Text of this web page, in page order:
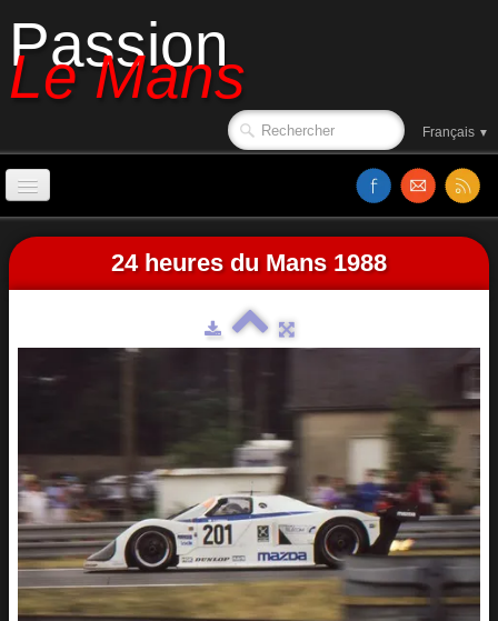
Passion
Le Mans
Français ▼
Accueil
Sorties de piste
Site web
24 heures du Mans 1988